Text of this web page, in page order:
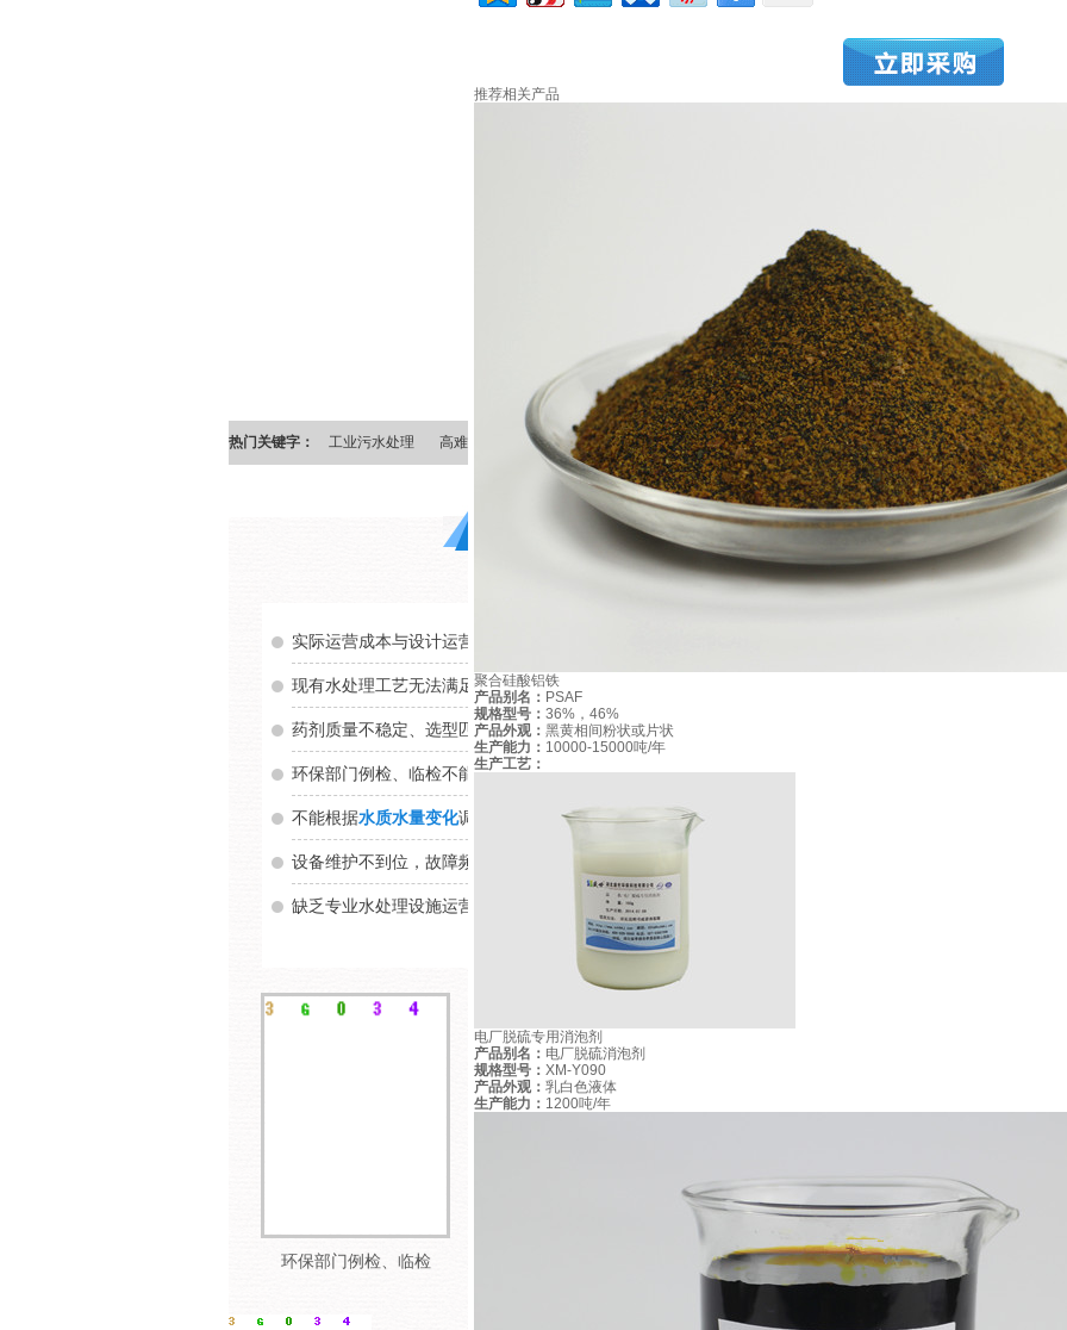
热门关键字： 工业污水处理 高难度污水处理 水处理药剂 环保水处理 水处理工程
污水处理遇难题 开元网站登录入口环保来帮您
实际运营成本与设计运营成本差距大,
现有水处理工艺无法满足实际处理需求
药剂质量不稳定、选型匹配不合适，处理效果不理想
环保部门例检、临检不能稳定通过，分散大量精力
不能根据水质水量变化调整至最佳运行状态
设备维护不到位，故障频繁，维护成本高，影响系统运行
缺乏专业水处理设施运营管理经验和技术，无法有效控制运营成本
环保部门例检、临检 运营成本负担重 药剂效果不理
推荐相关产品
聚合硅酸铝铁
产品别名： PSAF
规格型号： 36%，46%
产品外观： 黑黄相间粉状或片状
生产能力： 10000-15000吨/年
生产工艺：
电厂脱硫专用消泡剂
产品别名： 电厂脱硫消泡剂
规格型号： XM-Y090
产品外观： 乳白色液体
生产能力： 1200吨/年